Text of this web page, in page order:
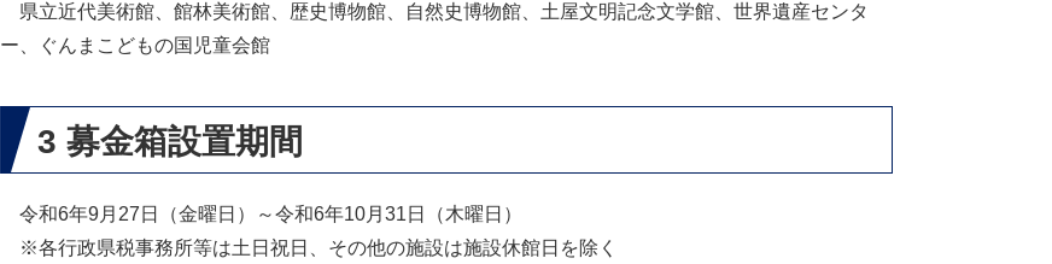
県立近代美術館、館林美術館、歴史博物館、自然史博物館、土屋文明記念文学館、世界遺産センタ
ー、ぐんまこどもの国児童会館
3 募金箱設置期間
令和6年9月27日（金曜日）～令和6年10月31日（木曜日）
※各行政県税事務所等は土日祝日、その他の施設は施設休館日を除く